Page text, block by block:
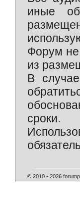
иные
Форум не
из
В
сроки.
© 2010 - 2026